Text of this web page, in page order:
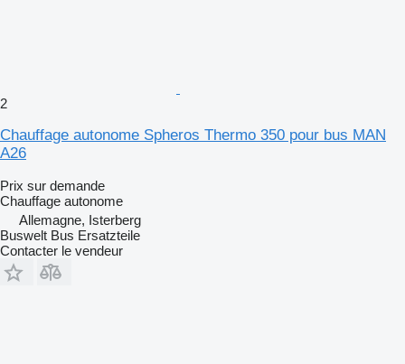
2
Chauffage autonome Spheros Thermo 350 pour bus MAN
A26
Prix sur demande
Chauffage autonome
Allemagne, Isterberg
Buswelt Bus Ersatzteile
Contacter le vendeur